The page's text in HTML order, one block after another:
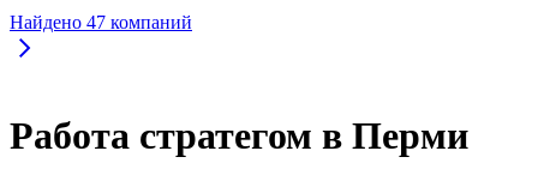
Найдено 47 компаний
Работа стратегом в Перми